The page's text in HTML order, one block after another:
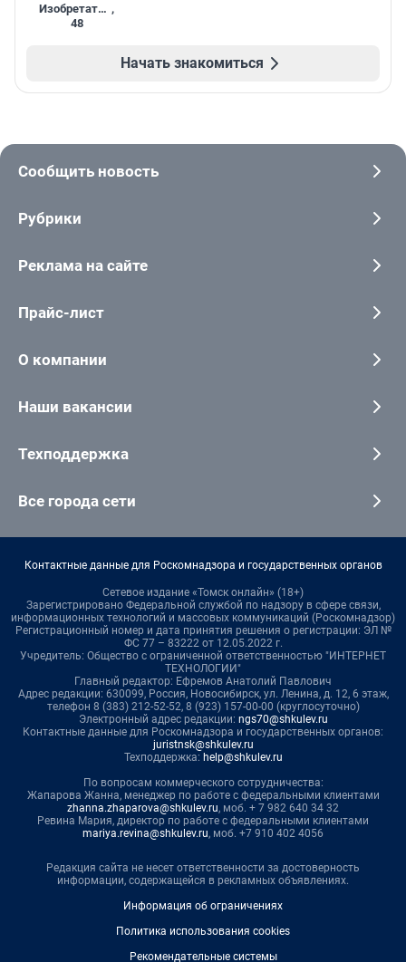
Изобретатель ,
48
Начать знакомиться
Сообщить новость
Рубрики
Реклама на сайте
Прайс-лист
О компании
Наши вакансии
Техподдержка
Все города сети
Контактные данные для Роскомнадзора и государственных органов
Сетевое издание «Томск онлайн» (18+)
Зарегистрировано Федеральной службой по надзору в сфере связи,
информационных технологий и массовых коммуникаций (Роскомнадзор)
Регистрационный номер и дата принятия решения о регистрации: ЭЛ №
ФС 77 – 83222 от 12.05.2022 г.
Учредитель: Общество с ограниченной ответственностью "ИНТЕРНЕТ
ТЕХНОЛОГИИ"
Главный редактор: Ефремов Анатолий Павлович
Адрес редакции: 630099, Россия, Новосибирск, ул. Ленина, д. 12, 6 этаж,
телефон 8 (383) 212-52-52, 8 (923) 157-00-00 (круглосуточно)
Электронный адрес редакции: ngs70@shkulev.ru
Контактные данные для Роскомнадзора и государственных органов:
juristnsk@shkulev.ru
Техподдержка: help@shkulev.ru
По вопросам коммерческого сотрудничества:
Жапарова Жанна, менеджер по работе с федеральными клиентами
zhanna.zhaparova@shkulev.ru, моб. + 7 982 640 34 32
Ревина Мария, директор по работе с федеральными клиентами
mariya.revina@shkulev.ru, моб. +7 910 402 4056
Редакция сайта не несет ответственности за достоверность
информации, содержащейся в рекламных объявлениях.
Информация об ограничениях
Политика использования cookies
Рекомендательные системы